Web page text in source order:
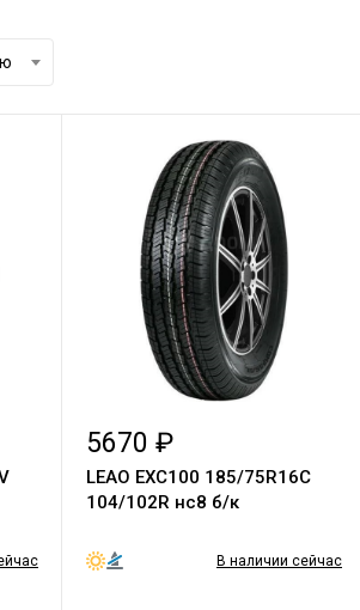
5670 ₽
LEAO EXC100 185/75R16C
104/102R нс8 б/к
В наличии сейчас